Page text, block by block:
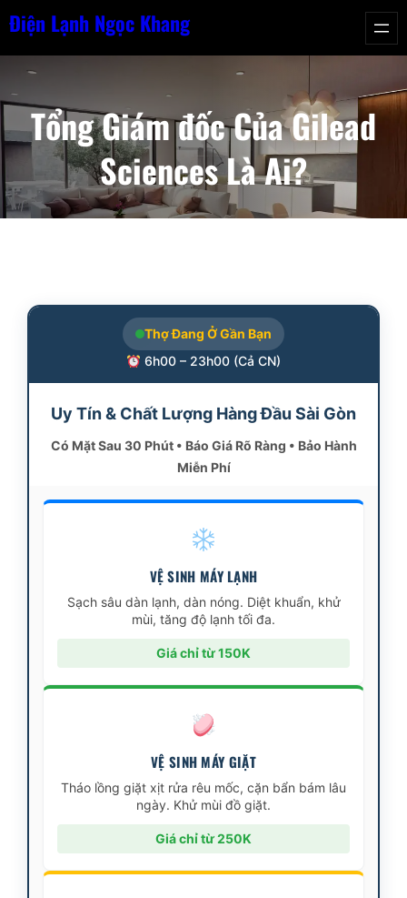
Chuyển
nội
dung
Điện Lạnh Ngọc Khang
Tổng Giám đốc Của Gilead
Sciences Là Ai?
Thợ Đang Ở Gần Bạn
6h00 – 23h00 (Cả CN)
Uy Tín & Chất Lượng Hàng Đầu Sài Gòn
Có Mặt Sau 30 Phút • Báo Giá Rõ Ràng • Bảo Hành
Miễn Phí
VỆ SINH MÁY LẠNH
Sạch sâu dàn lạnh, dàn nóng. Diệt khuẩn, khử
mùi, tăng độ lạnh tối đa.
Giá chỉ từ 150K
VỆ SINH MÁY GIẶT
Tháo lồng giặt xịt rửa rêu mốc, cặn bẩn bám lâu
ngày. Khử mùi đồ giặt.
Giá chỉ từ 250K